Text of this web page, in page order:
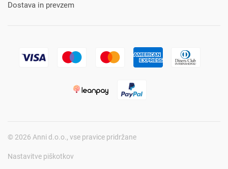
Dostava in prevzem
© 2026 Anni d.o.o., vse pravice pridržane
Nastavitve piškotkov